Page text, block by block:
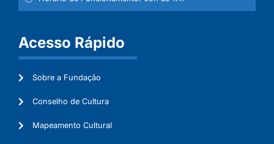
Acesso Rápido
Sobre a Fundação
Conselho de Cultura
Mapeamento Cultural